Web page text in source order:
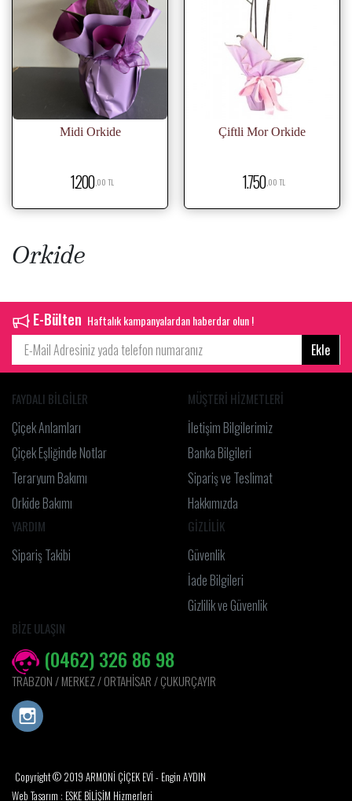
Midi Orkide
1.200,00 TL
Çiftli Mor Orkide
1.750 ,00 TL
Orkide
E-Bülten Haftalık kampanyalardan haberdar olun !
Ekle
FAYDALI BİLGİLER
Çiçek Anlamları
Çiçek Eşliğinde Notlar
Teraryum Bakımı
Orkide Bakımı
MÜŞTERİ HİZMETLERİ
İletişim Bilgilerimiz
Banka Bilgileri
Sipariş ve Teslimat
Hakkımızda
YARDIM
Sipariş Takibi
GİZLİLİK
Güvenlik
İade Bilgileri
Gizlilik ve Güvenlik
BİZE ULAŞIN
(0462) 326 86 98
TRABZON / MERKEZ / ORTAHİSAR / ÇUKURÇAYIR
Copyright © 2019 ARMONİ ÇİÇEK EVİ - Engin AYDIN
Web Tasarım : ESKE BİLİŞİM Hizmerleri